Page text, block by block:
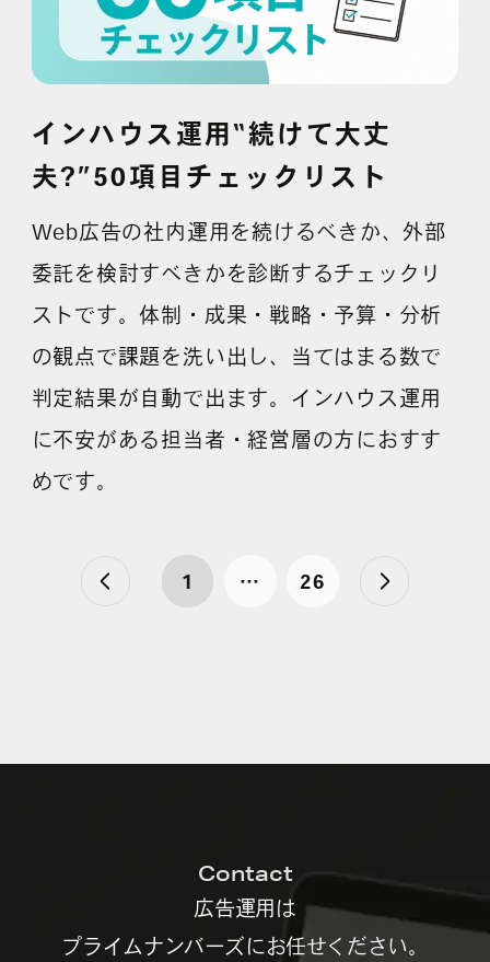
インハウス運用“続けて大丈
夫?”50項目チェックリスト
Web広告の社内運用を続けるべきか、外部
委託を検討すべきかを診断するチェックリ
ストです。体制・成果・戦略・予算・分析
の観点で課題を洗い出し、当てはまる数で
判定結果が自動で出ます。インハウス運用
に不安がある担当者・経営層の方におすす
めです。
1 … 26
Contact
広告運用は
プライムナンバーズにお任せください。